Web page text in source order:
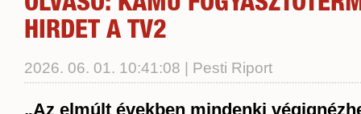
HIRDET A TV2
2026. 06. 01. 10:41:08 | Pesti Riport
„Az elmúlt években mindenki